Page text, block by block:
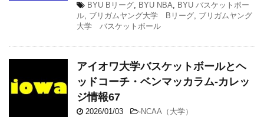
BYU Bリーグ, BYU NBA, BYU バスケットボー
ル, ブリガムヤング大学 Bリーグ, ブリガムヤング
大学 バスケットボール
アイオワ大学バスケットボールとヘ
ッドコーチ・ベンマッカラム-カレッ
ジ情報67
2026/01/03 -NCAA（大学）